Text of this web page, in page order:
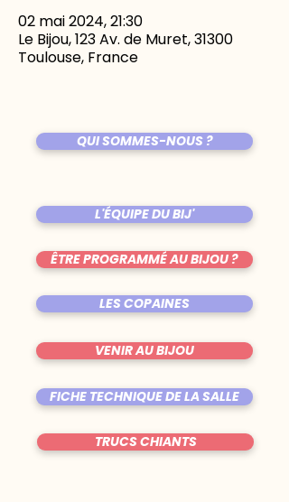
02 mai 2024, 21:30
Le Bijou, 123 Av. de Muret, 31300
Toulouse, France
QUI SOMMES-NOUS ?
L'ÉQUIPE DU BIJ'
ÊTRE PROGRAMMÉ AU BIJOU ?
LES COPAINES
VENIR AU BIJOU
FICHE TECHNIQUE DE LA SALLE
TRUCS CHIANTS